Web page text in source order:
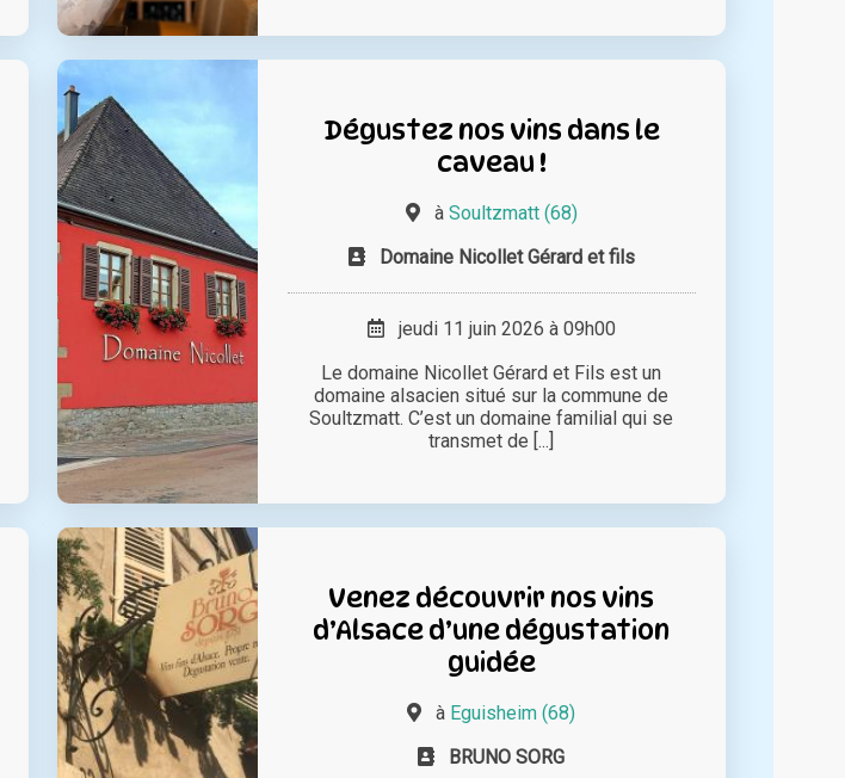
Dégustez nos vins dans le
caveau !
à Soultzmatt (68)
Domaine Nicollet Gérard et fils
jeudi 11 juin 2026 à 09h00
Le domaine Nicollet Gérard et Fils est un
domaine alsacien situé sur la commune de
Soultzmatt. C’est un domaine familial qui se
transmet de [...]
Venez découvrir nos vins
d’Alsace d’une dégustation
guidée
à Eguisheim (68)
BRUNO SORG